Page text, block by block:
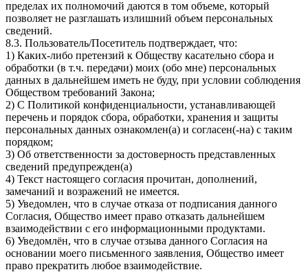
пределах их полномочий даются в том объеме, который
позволяет не разглашать излишний объем персональных
сведений.
8.3. Пользователь/Посетитель подтверждает, что:
1) Каких-либо претензий к Обществу касательно сбора и
обработки (в т.ч. передачи) моих (обо мне) персональных
данных в дальнейшем иметь не буду, при условии соблюдения
Обществом требований Закона;
2) С Политикой конфиденциальности, устанавливающей
перечень и порядок сбора, обработки, хранения и защиты
персональных данных ознакомлен(а) и согласен(-на) с таким
порядком;
3) Об ответственности за достоверность представленных
сведений предупрежден(а)
4) Текст настоящего согласия прочитан, дополнений,
замечаний и возражений не имеется.
5) Уведомлен, что в случае отказа от подписания данного
Согласия, Общество имеет право отказать дальнейшем
взаимодействии с его информационными продуктами.
6) Уведомлён, что в случае отзыва данного Согласия на
основании моего письменного заявления, Общество имеет
право прекратить любое взаимодействие.